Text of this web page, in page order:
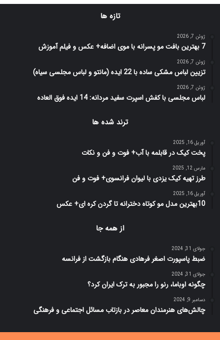
تازه ها
ژوئن 7, 2026
7 بهترین بافت مو پسرانه با موی اضافه+ عکس و فیلم آموزش
ژوئن 7, 2026
تزیین لباس مشکی ساده با 22 ایده (مانتو و لباس مجلسی سیاه)
ژوئن 7, 2026
لباس مجلسی با کفش اسپرت سفید مردانه: 14 ایده فوق العاده
ترند شده ها
آوریل 16, 2025
پخت کیک در قابلمه با آب+ فوت و فن و نکات
مارس 12, 2025
طرز تهیه کیک یزدی با لیوان فرانسوی+ فوت و فن
آوریل 16, 2025
10بهترین مدل مو کوتاه دخترانه تا گردن کره ای+ عکس
از همه جا
جولای 31, 2024
ضبط پاسپورت اصغر فرهادی هنگام بازگشت از فرانسه
جولای 31, 2024
چگونه اوباما، رنو را مجبور به ترک ایران کرد؟
دسامبر 9, 2024
چالش‌های هنرمندان معاصر در بازتاب مسائل اجتماعی و فرهنگی